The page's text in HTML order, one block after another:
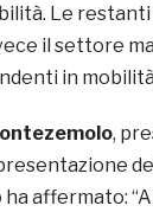
Le restanti
il settore
in
,
ha affermato: